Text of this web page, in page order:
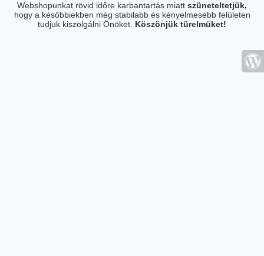
Webshopunkat rövid időre karbantartás miatt szüneteltetjük,
hogy a későbbiekben még stabilabb és kényelmesebb felületen
tudjuk kiszolgálni Önöket. Köszönjük türelmüket!